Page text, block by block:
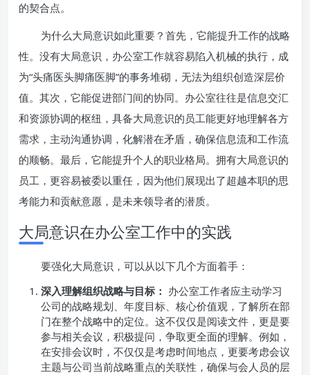
的契合点。
为什么大局意识如此重要？首先，它能提升工作的战略
性。没有大局意识，办公室工作就容易陷入机械的执行，成
为“头痛医头脚痛医脚”的事务堆砌，无法为组织创造深层价
值。其次，它能促进部门间的协同。办公室往往是信息交汇
和资源协调的枢纽，具备大局意识的员工能更好地理解各方
需求，主动沟通协调，化解潜在矛盾，确保信息流和工作流
的顺畅。最后，它能提升个人的职业格局。拥有大局意识的
员工，更容易被委以重任，因为他们展现出了超越本职的思
考能力和贡献意愿，是未来领导者的潜质。
大局意识在办公室工作中的实践
要强化大局意识，可以从以下几个方面着手：
深入理解组织战略与目标： 办公室工作者应主动学习
公司的战略规划、年度目标、核心价值观，了解所在部
门在整个战略中的定位。这不仅仅是阅读文件，更是要
参与相关会议，积极提问，争取更全面的理解。例如，
在安排会议时，不仅仅是考虑时间地点，更要考虑会议
主题与公司当前战略重点的关联性，确保与会人员的层